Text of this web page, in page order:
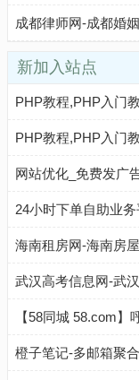
新加入站点
网站优化_免费发广
24小时下单自助业务
【58同城 58.com